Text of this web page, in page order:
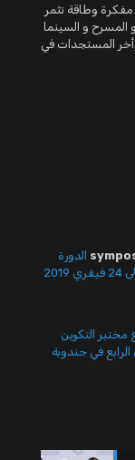
مفكرة وطاقة تثمر
المسرح و السينما
المستجدات في
الدورة
التكوين
في جندوبة